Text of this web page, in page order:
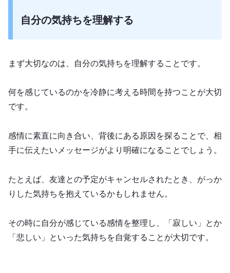
自分の気持ちを理解する
まず大切なのは、自分の気持ちを理解することです。
何を感じているのかを冷静に考える時間を持つことが大切
です。
感情に素直に向き合い、背後にある原因を探ることで、相
手に伝えたいメッセージがより明確になることでしょう。
たとえば、友達との予定がキャンセルされたとき、がっか
りした気持ちを抱えているかもしれません。
その時に自分が感じている感情を整理し、「寂しい」とか
「悲しい」といった気持ちを自覚することが大切です。